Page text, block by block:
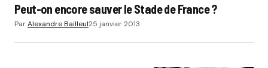
Peut-on encore sauver le Stade de France ?
ParAlexandre Bailleul25 janvier 2013